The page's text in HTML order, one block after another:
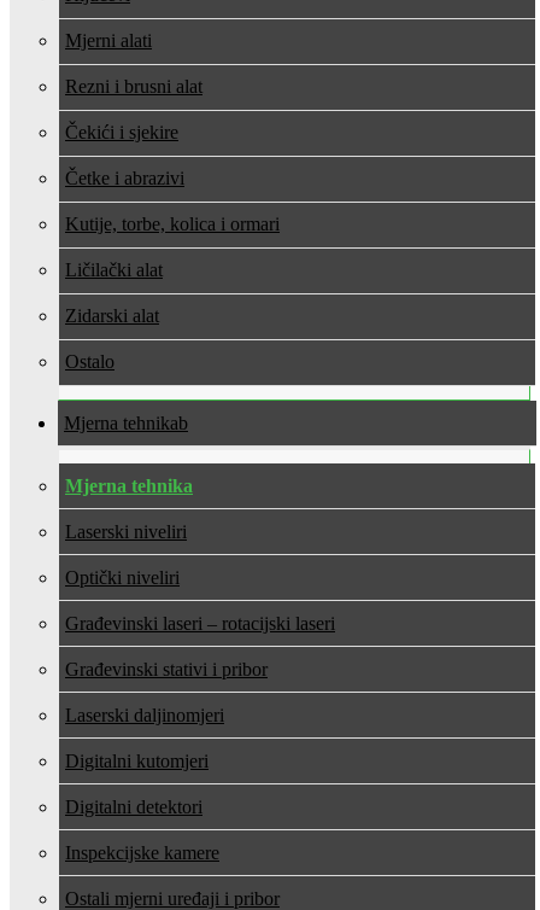
Mjerni alati
Rezni i brusni alat
Čekići i sjekire
Četke i abrazivi
Kutije, torbe, kolica i ormari
Ličilački alat
Zidarski alat
Ostalo
Mjerna tehnika
Mjerna tehnika
Laserski niveliri
Optički niveliri
Građevinski laseri – rotacijski laseri
Građevinski stativi i pribor
Laserski daljinomjeri
Digitalni kutomjeri
Digitalni detektori
Inspekcijske kamere
Ostali mjerni uređaji i pribor